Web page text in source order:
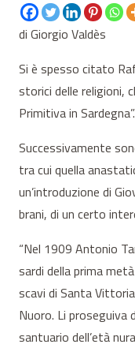
di Giorgio Valdès
Si è spesso citato
storici delle religioni,
Primitiva in Sardegna”.
Successivamente
tra cui quella
un’introduzione di
brani, di un certo
“Nel 1909 Antonio
sardi della prima
scavi di Santa
Nuoro. Li proseguiva
santuario dell’età